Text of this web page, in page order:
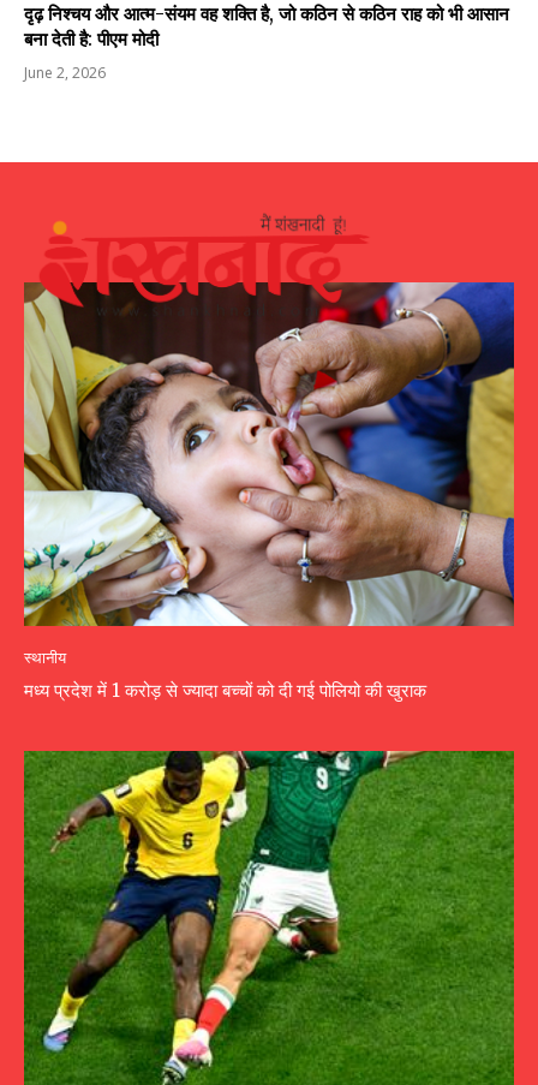
दृढ़ निश्चय और आत्म-संयम वह शक्ति है, जो कठिन से कठिन राह को भी आसान
बना देती है: पीएम मोदी
June 2, 2026
स्थानीय
मध्य प्रदेश में 1 करोड़ से ज्यादा बच्चों को दी गई पोलियो की खुराक